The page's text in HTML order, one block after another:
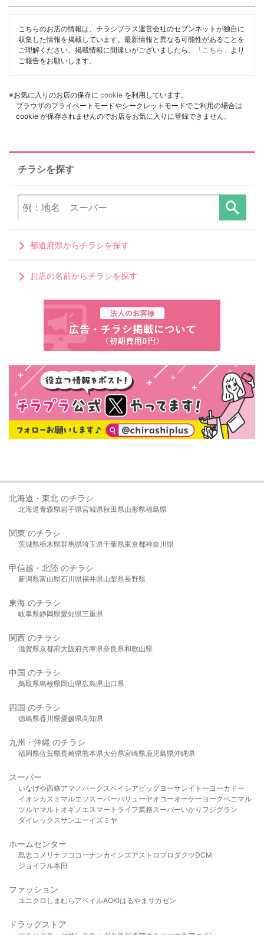
こちらのお店の情報は、チラシプラス運営会社のセブンネットが独自に
収集した情報を掲載しています。最新情報と異なる可能性があることを
ご理解ください。掲載情報に間違いがございましたら、「 こちら 」より
ご報告をお願いします。
※お気に入りのお店の保存に cookie を利用しています。
ブラウザのプライベートモードやシークレットモードでご利用の場合は
cookie が保存されませんのでお店をお気に入りに登録できません。
チラシを探す
都道府県からチラシを探す
お店の名前からチラシを探す
北海道・東北 のチラシ
北海道青森県岩手県宮城県秋田県山形県福島県
関東 のチラシ
茨城県栃木県群馬県埼玉県千葉県東京都神奈川県
甲信越・北陸 のチラシ
新潟県富山県石川県福井県山梨県長野県
東海 のチラシ
岐阜県静岡県愛知県三重県
関西 のチラシ
滋賀県京都府大阪府兵庫県奈良県和歌山県
中国 のチラシ
鳥取県島根県岡山県広島県山口県
四国 のチラシ
徳島県香川県愛媛県高知県
九州・沖縄 のチラシ
福岡県佐賀県長崎県熊本県大分県宮崎県鹿児島県沖縄県
スーパー
いなげや西條アマノパークスベイシア ビッグヨーサンイトーヨーカドー
イオンカスミ マルエツスーパーバリューヤオコーオーケー ヨークベニマル
ツルヤマルト オギノ エスマート ライフ業務スーパーいかり フジグラン
ダイレックスサンエーイズミヤ
ホームセンター
島忠 コメリ ナフコ コーナンカインズアストロプロダクツDCM
ジョイフル本田
ファッション
ユニクロ しまむら アベイルAOKIはるやま サカゼン
ドラッグストア